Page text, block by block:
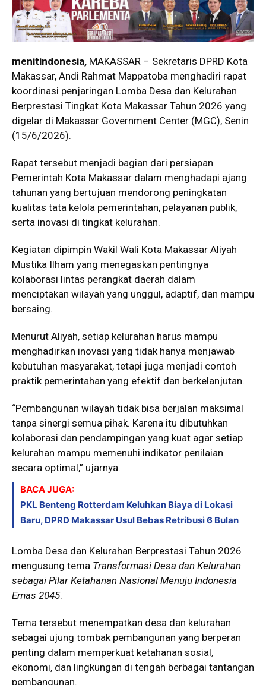
menitindonesia, MAKASSAR – Sekretaris DPRD Kota
Makassar, Andi Rahmat Mappatoba menghadiri rapat
koordinasi penjaringan Lomba Desa dan Kelurahan
Berprestasi Tingkat Kota Makassar Tahun 2026 yang
digelar di Makassar Government Center (MGC), Senin
(15/6/2026).
Rapat tersebut menjadi bagian dari persiapan
Pemerintah Kota Makassar dalam menghadapi ajang
tahunan yang bertujuan mendorong peningkatan
kualitas tata kelola pemerintahan, pelayanan publik,
serta inovasi di tingkat kelurahan.
Kegiatan dipimpin Wakil Wali Kota Makassar Aliyah
Mustika Ilham yang menegaskan pentingnya
kolaborasi lintas perangkat daerah dalam
menciptakan wilayah yang unggul, adaptif, dan mampu
bersaing.
Menurut Aliyah, setiap kelurahan harus mampu
menghadirkan inovasi yang tidak hanya menjawab
kebutuhan masyarakat, tetapi juga menjadi contoh
praktik pemerintahan yang efektif dan berkelanjutan.
“Pembangunan wilayah tidak bisa berjalan maksimal
tanpa sinergi semua pihak. Karena itu dibutuhkan
kolaborasi dan pendampingan yang kuat agar setiap
kelurahan mampu memenuhi indikator penilaian
secara optimal,” ujarnya.
BACA JUGA:
PKL Benteng Rotterdam Keluhkan Biaya di Lokasi
Baru, DPRD Makassar Usul Bebas Retribusi 6 Bulan
Lomba Desa dan Kelurahan Berprestasi Tahun 2026
mengusung tema Transformasi Desa dan Kelurahan
sebagai Pilar Ketahanan Nasional Menuju Indonesia
Emas 2045.
Tema tersebut menempatkan desa dan kelurahan
sebagai ujung tombak pembangunan yang berperan
penting dalam memperkuat ketahanan sosial,
ekonomi, dan lingkungan di tengah berbagai tantangan
pembangunan.